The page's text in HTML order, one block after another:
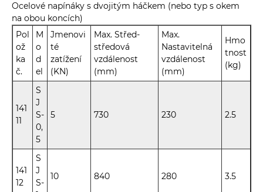
Ocelové napínáky s dvojitým háčkem (nebo typ s okem
na obou koncích)
Pol
ož
ka
č.
M
o
d
el
Jmenovi
té
zatížení
(KN)
Max. Střed-
středová
vzdálenost
(mm)
Max.
Nastavitelná
vzdálenost
(mm)
Hmo
tnost
(kg)
141
11
S
J
S-
0,
5
5 730 230 2.5
141
12
S
J
S-
10 840 280 3.5